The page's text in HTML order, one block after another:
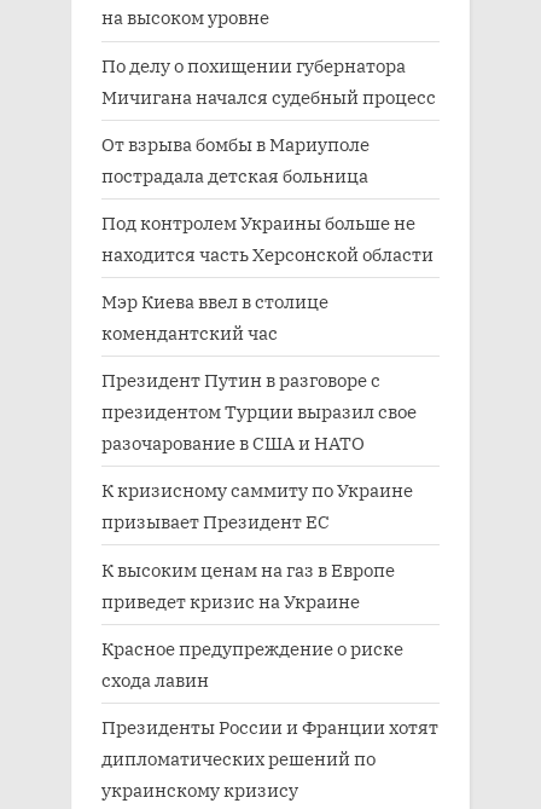
на высоком уровне
По делу о похищении губернатора
Мичигана начался судебный процесс
От взрыва бомбы в Мариуполе
пострадала детская больница
Под контролем Украины больше не
находится часть Херсонской области
Мэр Киева ввел в столице
комендантский час
Президент Путин в разговоре с
президентом Турции выразил свое
разочарование в США и НАТО
К кризисному саммиту по Украине
призывает Президент ЕС
К высоким ценам на газ в Европе
приведет кризис на Украине
Красное предупреждение о риске
схода лавин
Президенты России и Франции хотят
дипломатических решений по
украинскому кризису